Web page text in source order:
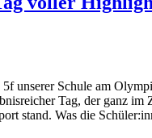
unserer Schule am
Tag, der ganz im
stand. Was die